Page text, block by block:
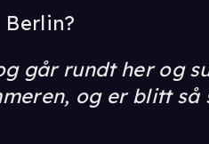
går rundt her og
og er blitt